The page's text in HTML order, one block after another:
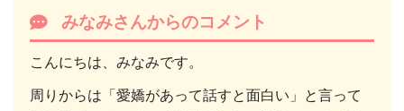
みなみさんからのコメント
こんにちは、みなみです。
周りからは「愛嬌があって話すと面白い」と言って